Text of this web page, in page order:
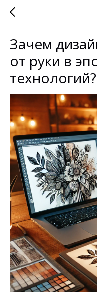
Зачем
от руки в
технологий?